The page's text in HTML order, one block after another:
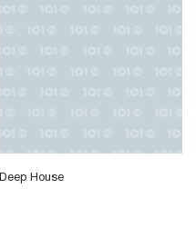
Deep House